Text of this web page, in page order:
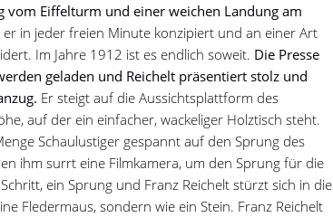
vom Eiffelturm und einer weichen Landung am
er in jeder freien Minute konzipiert und an einer Art
Im Jahre 1912 ist es endlich soweit. Die Presse
geladen und Reichelt präsentiert stolz und
Er steigt auf die Aussichtsplattform des
auf der ein einfacher, wackeliger Holztisch steht.
Schaulustiger gespannt auf den Sprung des
ihm surrt eine Filmkamera, um den Sprung für die
ein Sprung und Franz Reichelt stürzt sich in die
Fledermaus, sondern wie ein Stein. Franz Reichelt